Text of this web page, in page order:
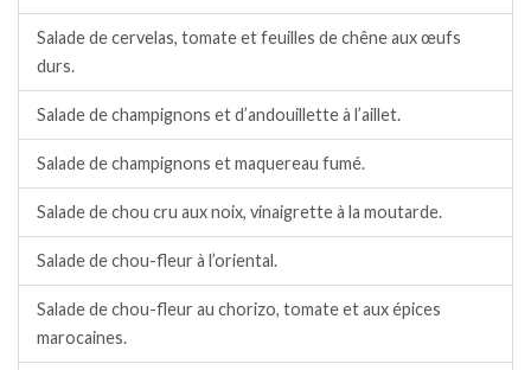
Salade de cervelas, tomate et feuilles de chêne aux œufs
durs.
Salade de champignons et d’andouillette à l’aillet.
Salade de champignons et maquereau fumé.
Salade de chou cru aux noix, vinaigrette à la moutarde.
Salade de chou-fleur à l’oriental.
Salade de chou-fleur au chorizo, tomate et aux épices
marocaines.